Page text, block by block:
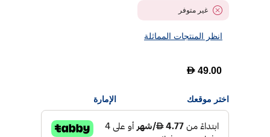
غير متوفر
انظر المنتجات المماثلة
D 49.00
اختر موقعك الإمارة